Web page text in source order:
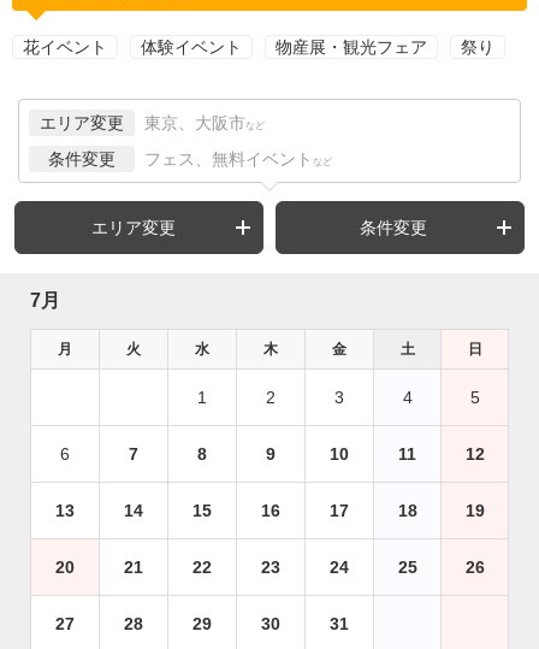
花イベント 体験イベント 物産展・観光フェア 祭り
エリア変更 東京、大阪市 など
条件変更 フェス、無料イベント など
エリア変更 条件変更
7月
月 火 水 木 金 土 日
1 2 3 4 5
6 7 8 9 10 11 12
13 14 15 16 17 18 19
20 21 22 23 24 25 26
27 28 29 30 31